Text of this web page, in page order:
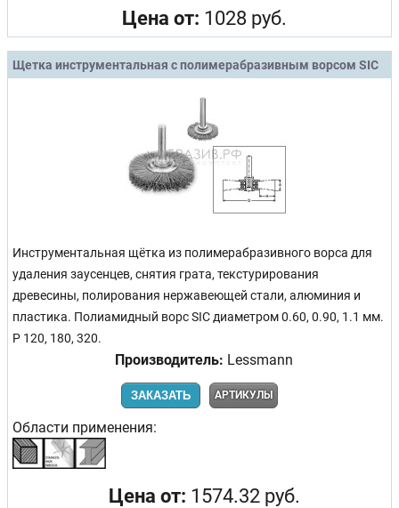
Цена от: 1028 руб.
Щетка инструментальная с полимерабразивным ворсом SIC
Инструментальная щётка из полимерабразивного ворса для
удаления заусенцев, снятия грата, текстурирования
древесины, полирования нержавеющей стали, алюминия и
пластика. Полиамидный ворс SIC диаметром 0.60, 0.90, 1.1 мм.
P 120, 180, 320.
Производитель: Lessmann
ЗАКАЗАТЬ АРТИКУЛЫ
Области применения:
Цена от: 1574.32 руб.